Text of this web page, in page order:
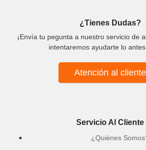
¿Tienes Dudas?
¡Envía tu pegunta a nuestro servicio de
intentaremos ayudarte lo
Atención al cliente
Servicio Al Cliente
¿Quiénes